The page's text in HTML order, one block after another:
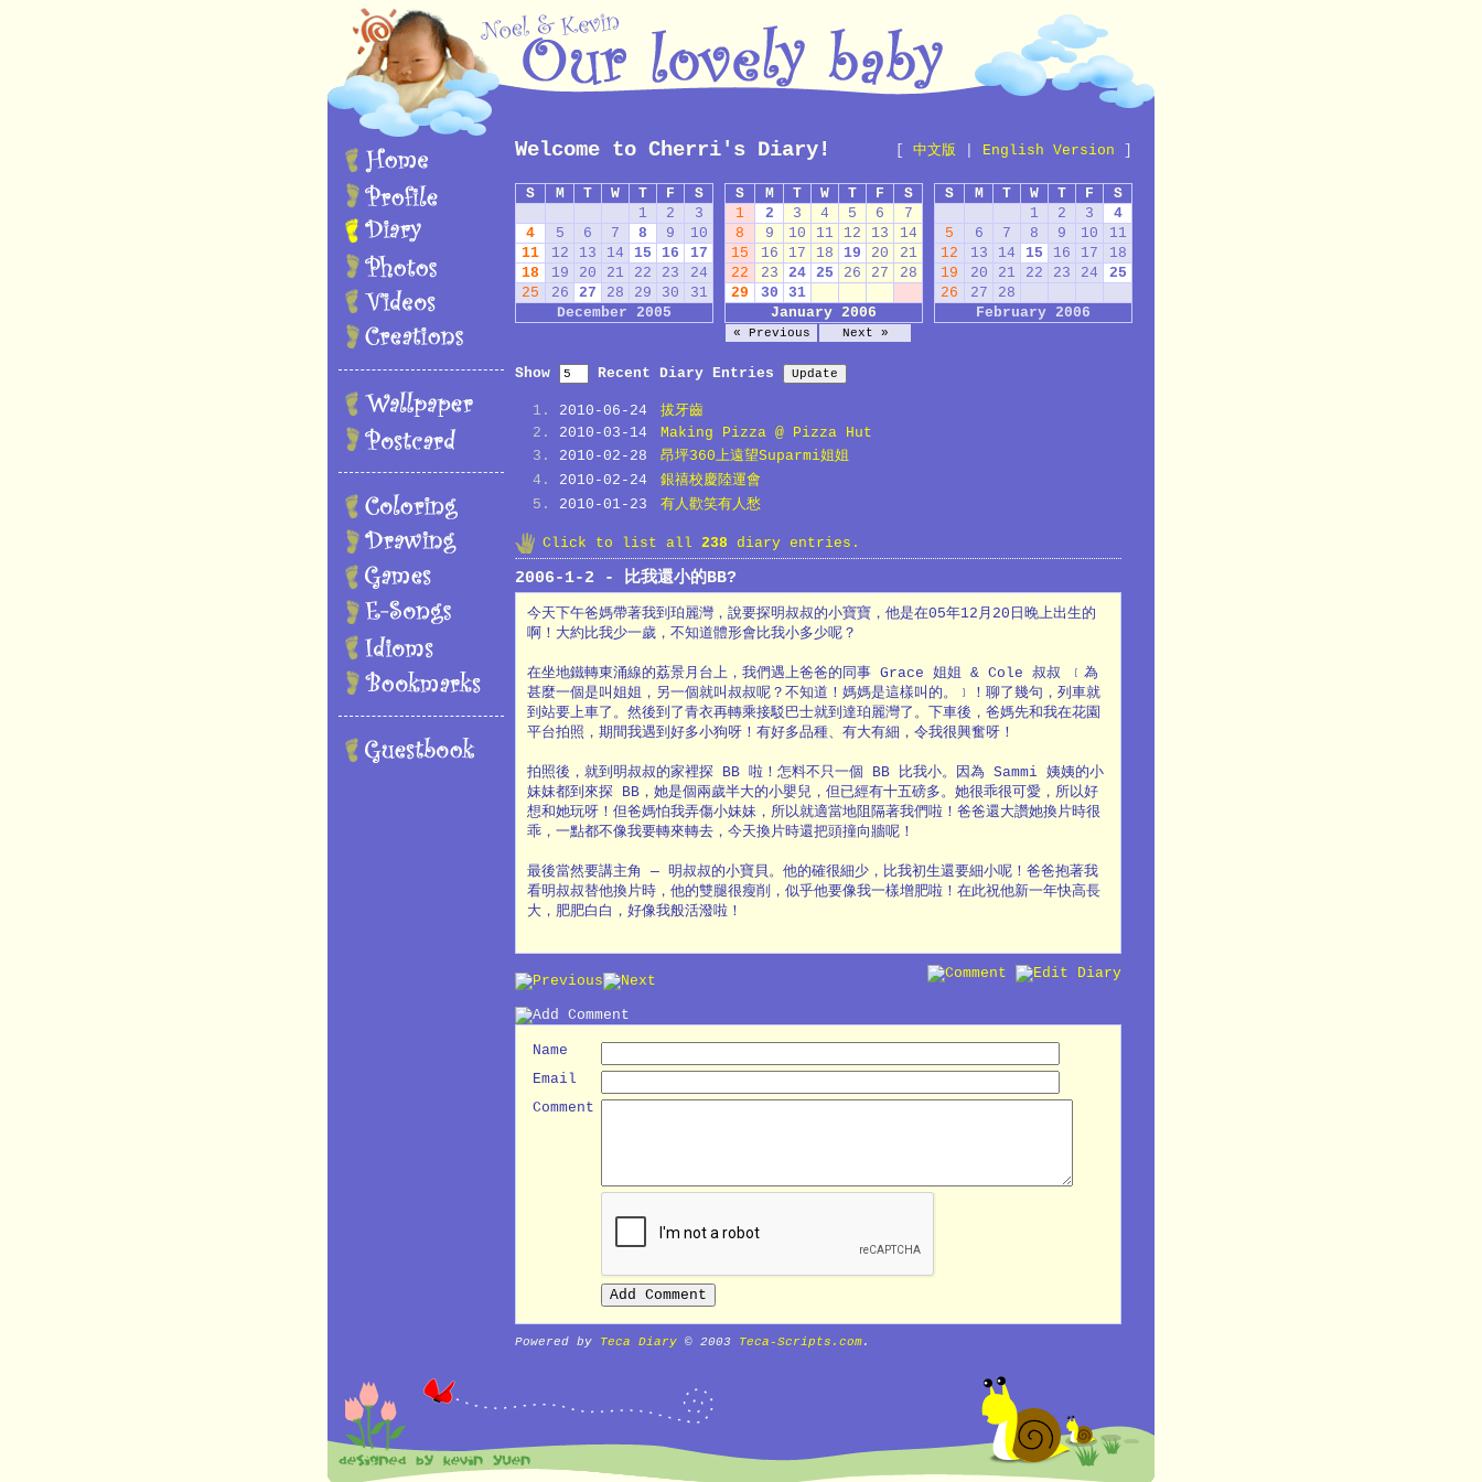
中文版 English Version
Welcome to Cherri's Diary!
S M T W T F
S
1
2
3
4
5 6 7 8 9
10
11
12 13 14 15 16
17
18
19 20 21 22 23
24
25
26 27 28 29 30
31
December 2005
S M T W T F
S
1
2 3
4
5
6 7 8 9 10
11
12
13 14 15 16 17
18
19
20 21 22 23 24
25
26
27
28
February 2006
S M T W T F
S
1
2 3 4 5 6
7
8
9 10 11 12 13
14
15
16 17 18 19 20
21
22
23 24 25 26 27
28
29
30
31
January 2006
« Previous Next »
Show Recent Diary Entries
2010-06-24
拔牙齒
2010-03-14
Making Pizza @ Pizza Hut
2010-02-28
昂坪360上遠望Suparmi姐姐
2010-02-24
銀禧校慶陸運會
2010-01-23
有人歡笑有人愁
Click to list all 238 diary entries.
2006-1-2 - 比我還小的BB?
今天下午爸媽帶著我到珀麗灣，說要探明叔叔的小寶寶，他是在05年12月20日晚上出生的
啊！大約比我少一歲，不知道體形會比我小多少呢？
在坐地鐵轉東涌線的荔景月台上，我們遇上爸爸的同事 Grace 姐姐 & Cole 叔叔 ﹝為
甚麼一個是叫姐姐，另一個就叫叔叔呢？不知道！媽媽是這樣叫的。﹞！聊了幾句，列車就
到站要上車了。然後到了青衣再轉乘接駁巴士就到達珀麗灣了。下車後，爸媽先和我在花園
平台拍照，期間我遇到好多小狗呀！有好多品種、有大有細，令我很興奮呀！
拍照後，就到明叔叔的家裡探 BB 啦！怎料不只一個 BB 比我小。因為 Sammi 姨姨的小
妹妹都到來探 BB，她是個兩歲半大的小嬰兒，但已經有十五磅多。她很乖很可愛，所以好
想和她玩呀！但爸媽怕我弄傷小妹妹，所以就適當地阻隔著我們啦！爸爸還大讚她換片時很
乖，一點都不像我要轉來轉去，今天換片時還把頭撞向牆呢！
最後當然要講主角 ─ 明叔叔的小寶貝。他的確很細少，比我初生還要細小呢！爸爸抱著我
看明叔叔替他換片時，他的雙腿很瘦削，似乎他要像我一樣增肥啦！在此祝他新一年快高長
大，肥肥白白，好像我般活潑啦！
Name
Email
Comment
Powered by Teca Diary © 2003 Teca-Scripts.com.